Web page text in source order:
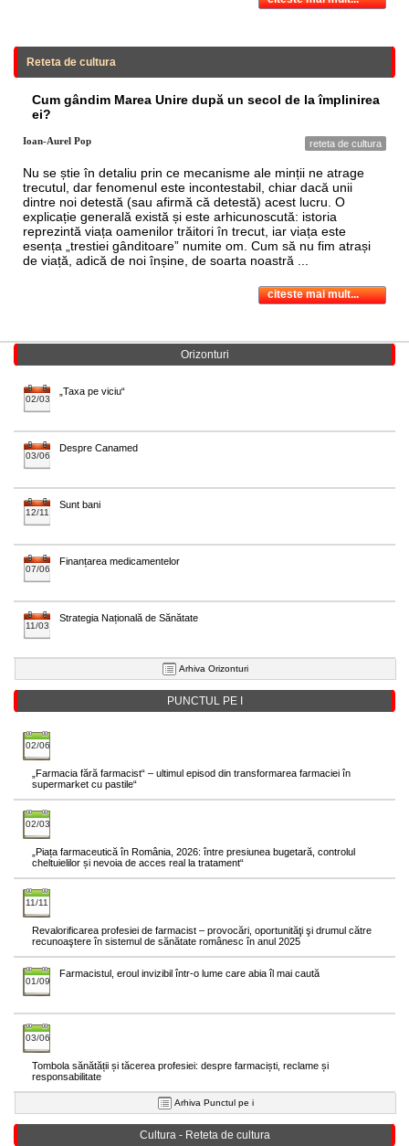
Reteta de cultura
Cum gândim Marea Unire după un secol de la împlinirea
ei?
Ioan-Aurel Pop reteta de cultura
Nu se știe în detaliu prin ce mecanisme ale minții ne atrage
trecutul, dar fenomenul este incontestabil, chiar dacă unii
dintre noi detestă (sau afirmă că detestă) acest lucru. O
explicație generală există și este arhicunoscută: istoria
reprezintă viața oamenilor trăitori în trecut, iar viața este
esența „trestiei gânditoare” numite om. Cum să nu fim atrași
de viață, adică de noi înșine, de soarta noastră ...
citeste mai mult...
Orizonturi
02/03
„Taxa pe viciu“
03/06
Despre Canamed
12/11
Sunt bani
07/06
Finanțarea medicamentelor
11/03
Strategia Națională de Sănătate
Arhiva Orizonturi
PUNCTUL PE I
02/06
„Farmacia fără farmacist“ – ultimul episod din transformarea farmaciei în
supermarket cu pastile“
02/03
„Piața farmaceutică în România, 2026: între presiunea bugetară, controlul
cheltuielilor și nevoia de acces real la tratament“
11/11
Revalorificarea profesiei de farmacist – provocări, oportunităţi şi drumul către
recunoaştere în sistemul de sănătate românesc în anul 2025
01/09
Farmacistul, eroul invizibil într-o lume care abia îl mai caută
03/06
Tombola sănătății și tăcerea profesiei: despre farmaciști, reclame și
responsabilitate
Arhiva Punctul pe i
Cultura - Reteta de cultura